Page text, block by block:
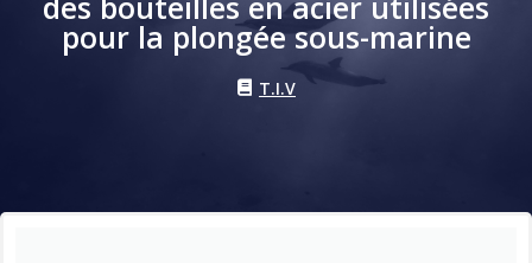
pour la plongée sous-marine
T.I.V